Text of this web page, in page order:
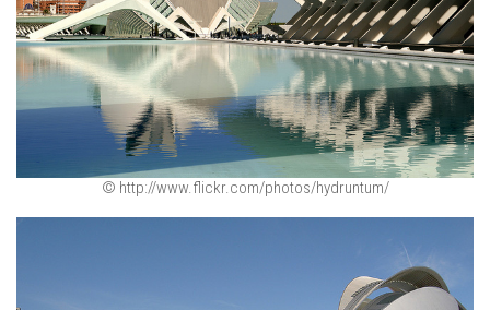
© http://www.flickr.com/photos/hydruntum/